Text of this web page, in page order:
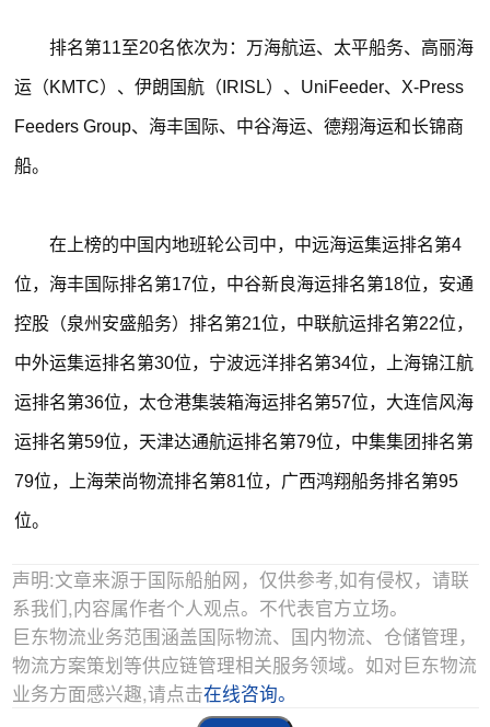
排名第11至20名依次为：万海航运、太平船务、高丽海
运（KMTC）、伊朗国航（IRISL）、UniFeeder、X-Press
Feeders Group、海丰国际、中谷海运、德翔海运和长锦商
船。
在上榜的中国内地班轮公司中，中远海运集运排名第4
位，海丰国际排名第17位，中谷新良海运排名第18位，安通
控股（泉州安盛船务）排名第21位，中联航运排名第22位，
中外运集运排名第30位，宁波远洋排名第34位，上海锦江航
运排名第36位，太仓港集装箱海运排名第57位，大连信风海
运排名第59位，天津达通航运排名第79位，中集集团排名第
79位，上海荣尚物流排名第81位，广西鸿翔船务排名第95
位。
声明:文章来源于国际船舶网，仅供参考,如有侵权，请联
系我们,内容属作者个人观点。不代表官方立场。
巨东物流业务范围涵盖国际物流、国内物流、仓储管理，
物流方案策划等供应链管理相关服务领域。如对巨东物流
业务方面感兴趣,请点击在线咨询。